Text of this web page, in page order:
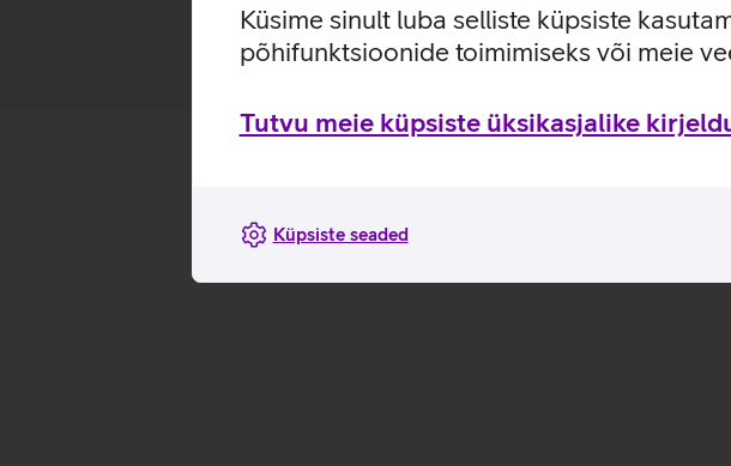
Küsime sinult luba selliste küpsiste
põhifunktsioonide toimimiseks või meie
Tutvu meie küpsiste üksikasjalike
Küpsiste seaded